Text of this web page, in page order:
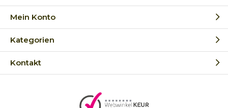
Mein Konto
Kategorien
Kontakt